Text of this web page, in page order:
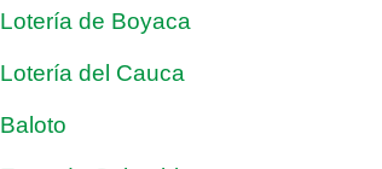
Lotería de Boyaca
Lotería del Cauca
Baloto